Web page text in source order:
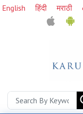
English हिंदी मराठी